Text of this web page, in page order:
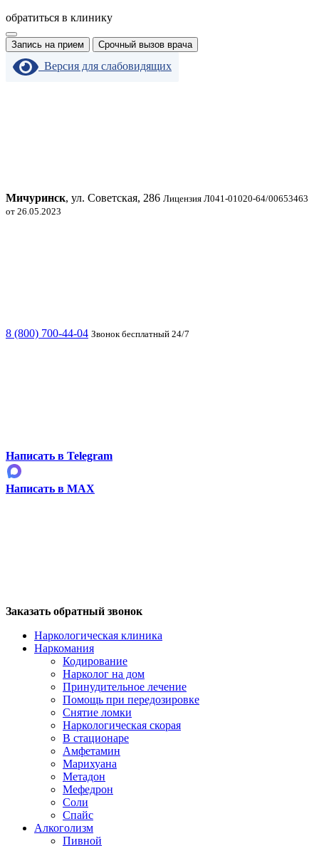
обратиться в клинику
Запись на прием Срочный вызов врача
Версия для слабовидящих
Мичуринск, ул. Советская, 286 Лицензия Л041-01020-64/00653463
от 26.05.2023
8 (800) 700-44-04 Звонок бесплатный 24/7
Написать в Telegram
Написать в MAX
Заказать обратный звонок
Наркологическая клиника
Наркомания
Кодирование
Нарколог на дом
Принудительное лечение
Помощь при передозировке
Снятие ломки
Наркологическая скорая
В стационаре
Амфетамин
Марихуана
Метадон
Мефедрон
Соли
Спайс
Алкоголизм
Пивной